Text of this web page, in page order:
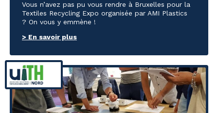
Vous n’avez pas pu vous rendre à Bruxelles pour la
Textiles Recycling Expo organisée par AMI Plastics
? On vous y emmène !
> En savoir plus